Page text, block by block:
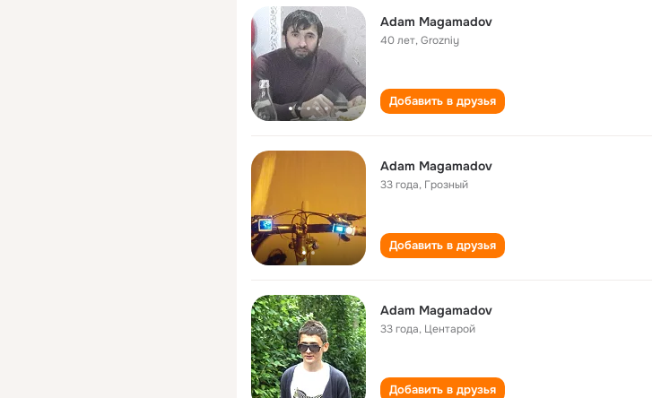
Adam Magamadov
40 лет,Grozniy
Добавить в друзья
Adam Magamadov
33 года, Грозный
Добавить в друзья
Adam Magamadov
33 года, Центарой
Добавить в друзья